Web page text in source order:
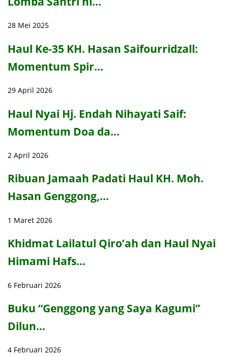
28 Mei 2025
Haul Ke-35 KH. Hasan Saifourridzall:
Momentum Spir…
29 April 2026
Haul Nyai Hj. Endah Nihayati Saif:
Momentum Doa da…
2 April 2026
Ribuan Jamaah Padati Haul KH. Moh.
Hasan Genggong,…
1 Maret 2026
Khidmat Lailatul Qiro’ah dan Haul Nyai
Himami Hafs…
6 Februari 2026
Buku “Genggong yang Saya Kagumi”
Dilun…
4 Februari 2026